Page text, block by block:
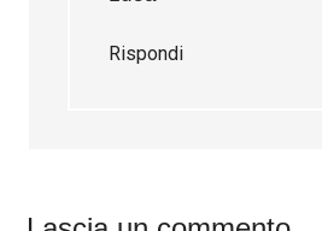
Rispondi